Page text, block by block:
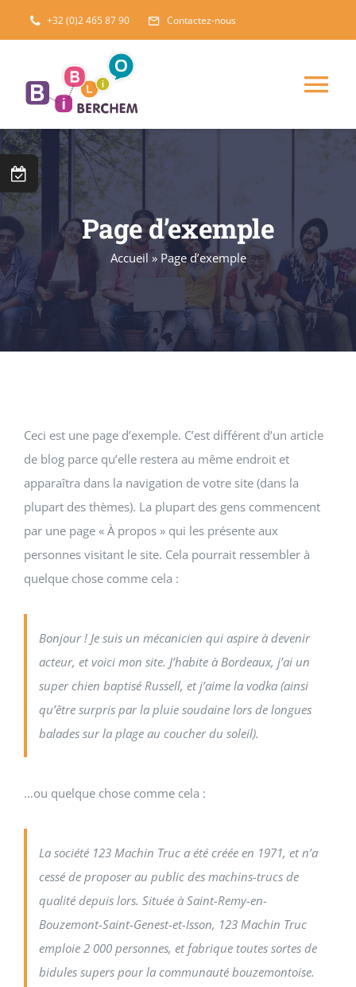
Passer
+32 (0)2 465 87 90 Contactez-nous
NOS COLLECTIONS
AGENDA
SERVICES
BLOG
Page d’exemple
Accueil » Page d’exemple
Ceci est une page d’exemple. C’est différent d’un article
de blog parce qu’elle restera au même endroit et
apparaîtra dans la navigation de votre site (dans la
plupart des thèmes). La plupart des gens commencent
par une page « À propos » qui les présente aux
personnes visitant le site. Cela pourrait ressembler à
quelque chose comme cela :
Bonjour ! Je suis un mécanicien qui aspire à devenir
acteur, et voici mon site. J’habite à Bordeaux, j’ai un
super chien baptisé Russell, et j’aime la vodka (ainsi
qu’être surpris par la pluie soudaine lors de longues
balades sur la plage au coucher du soleil).
…ou quelque chose comme cela :
La société 123 Machin Truc a été créée en 1971, et n’a
cessé de proposer au public des machins-trucs de
qualité depuis lors. Située à Saint-Remy-en-
Bouzemont-Saint-Genest-et-Isson, 123 Machin Truc
emploie 2 000 personnes, et fabrique toutes sortes de
bidules supers pour la communauté bouzemontoise.